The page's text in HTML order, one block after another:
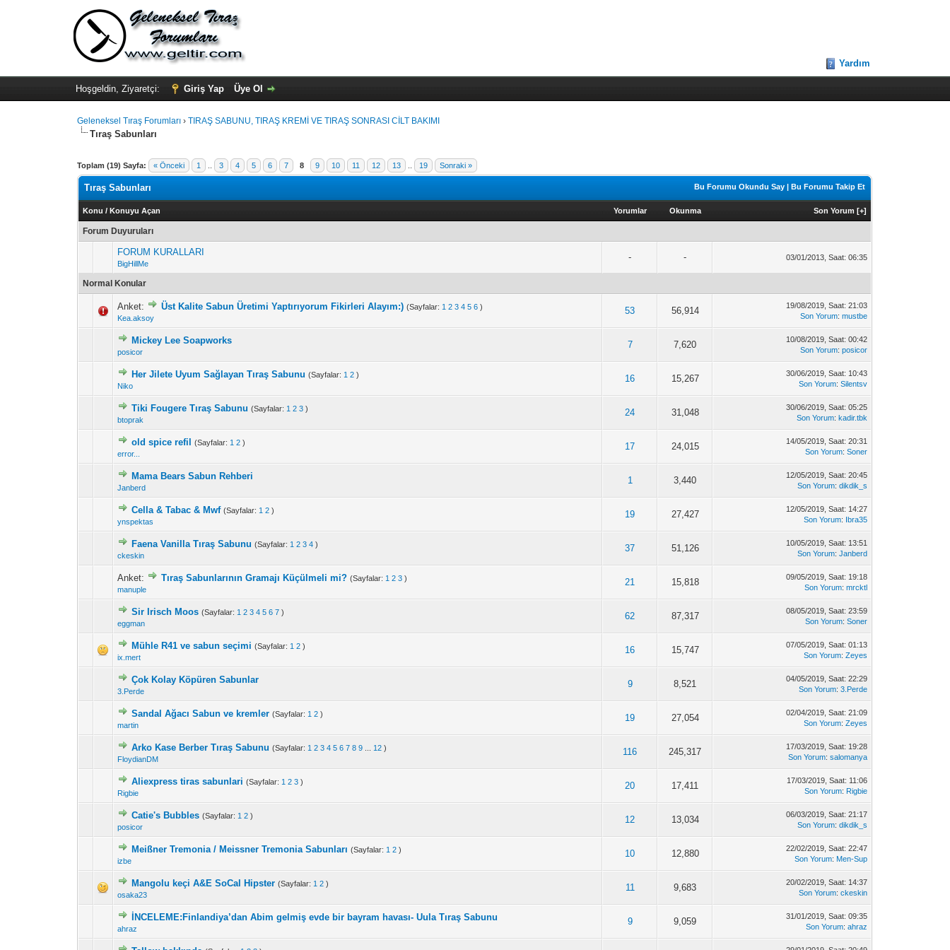
Yardım
Hoşgeldin, Ziyaretçi: Giriş Yap Üye Ol
Geleneksel Tıraş Forumları ›TIRAŞ SABUNU, TIRAŞ KREMİ VE TIRAŞ SONRASI CİLT BAKIMI
Tıraş Sabunları
Toplam (19) Sayfa: « Önceki 1 3 4 5 6 7 8 9 10 11 12 13 19 Sonraki »
Bu Forumu Okundu Say |Bu Forumu Takip Et
Tıraş Sabunları
Konu /Konuyu Açan Yorumlar Okunma Son Yorum [+]
Forum Duyuruları
FORUM KURALLARI
BigHillMe
- - 03/01/2013, Saat: 06:35
Normal Konular
Anket: Üst Kalite Sabun Üretimi Yaptırıyorum Fikirleri Alayım:) (Sayfalar: 1 2 3 4 5 6 )
Kea.aksoy
53 56,914
19/08/2019, Saat: 21:03
Son Yorum:mustbe
Mickey Lee Soapworks
posicor
7 7,620
10/08/2019, Saat: 00:42
Son Yorum:posicor
Her Jilete Uyum Sağlayan Tıraş Sabunu (Sayfalar: 1 2 )
Niko
16 15,267
30/06/2019, Saat: 10:43
Son Yorum:Silentsv
Tiki Fougere Tıraş Sabunu (Sayfalar: 1 2 3 )
btoprak
24 31,048
30/06/2019, Saat: 05:25
Son Yorum:kadir.tbk
old spice refil (Sayfalar: 1 2 )
error...
17 24,015
14/05/2019, Saat: 20:31
Son Yorum:Soner
Mama Bears Sabun Rehberi
Janberd
1 3,440
12/05/2019, Saat: 20:45
Son Yorum:dikdik_s
Cella & Tabac & Mwf (Sayfalar: 1 2 )
ynspektas
19 27,427
12/05/2019, Saat: 14:27
Son Yorum: Ibra35
Faena Vanilla Tıraş Sabunu (Sayfalar: 1 2 3 4 )
ckeskin
37 51,126
10/05/2019, Saat: 13:51
Son Yorum:Janberd
Anket: Tıraş Sabunlarının Gramajı Küçülmeli mi? (Sayfalar: 1 2 3 )
manuple
21 15,818
09/05/2019, Saat: 19:18
Son Yorum:mrcktl
Sir Irisch Moos (Sayfalar: 1 2 3 4 5 6 7 )
eggman
62 87,317
08/05/2019, Saat: 23:59
Son Yorum:Soner
Mühle R41 ve sabun seçimi (Sayfalar: 1 2 )
ix.mert
16 15,747
07/05/2019, Saat: 01:13
Son Yorum:Zeyes
Çok Kolay Köpüren Sabunlar
3.Perde
9 8,521
04/05/2019, Saat: 22:29
Son Yorum:3.Perde
Sandal Ağacı Sabun ve kremler (Sayfalar: 1 2 )
martin
19 27,054
02/04/2019, Saat: 21:09
Son Yorum:Zeyes
Arko Kase Berber Tıraş Sabunu (Sayfalar: 1 2 3 4 5 6 7 8 9 12 )
FloydianDM
116 245,317
17/03/2019, Saat: 19:28
Son Yorum:salomanya
Aliexpress tiras sabunlari (Sayfalar: 1 2 3 )
Rigbie
20 17,411
17/03/2019, Saat: 11:06
Son Yorum: Rigbie
Catie's Bubbles (Sayfalar: 1 2 )
posicor
12 13,034
06/03/2019, Saat: 21:17
Son Yorum:dikdik_s
Meißner Tremonia / Meissner Tremonia Sabunları (Sayfalar: 1 2 )
izbe
10 12,880
22/02/2019, Saat: 22:47
Son Yorum: Men-Sup
Mangolu keçi A&E SoCal Hipster (Sayfalar: 1 2 )
osaka23
11 9,683
20/02/2019, Saat: 14:37
Son Yorum:ckeskin
İNCELEME:Finlandiya’dan Abim gelmiş evde bir bayram havası- Uula Tıraş Sabunu
ahraz
9 9,059
31/01/2019, Saat: 09:35
Son Yorum:ahraz